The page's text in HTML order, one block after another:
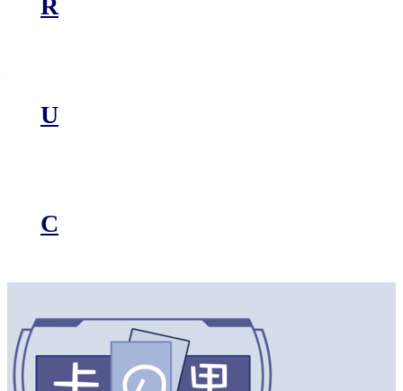
R
U
C